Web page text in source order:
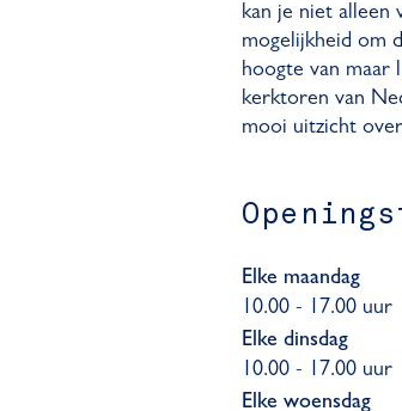
kan je niet alleen
mogelijkheid om
hoogte van maar
kerktoren van
mooi uitzicht
Elke maandag
10.00 - 17.00 uur
Elke dinsdag
10.00 - 17.00 uur
Elke woensdag